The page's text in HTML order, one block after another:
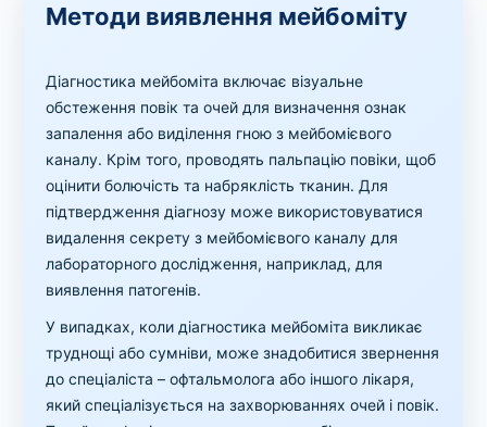
Методи виявлення мейбоміту
Діагностика мейбоміта включає візуальне
обстеження повік та очей для визначення ознак
запалення або виділення гною з мейбомієвого
каналу. Крім того, проводять пальпацію повіки, щоб
оцінити болючість та набряклість тканин. Для
підтвердження діагнозу може використовуватися
видалення секрету з мейбомієвого каналу для
лабораторного дослідження, наприклад, для
виявлення патогенів.
У випадках, коли діагностика мейбоміта викликає
труднощі або сумніви, може знадобитися звернення
до спеціаліста – офтальмолога або іншого лікаря,
який спеціалізується на захворюваннях очей і повік.